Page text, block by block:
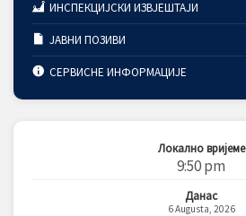
ИНСПЕКЦИЈСКИ ИЗВЈЕШТАЈИ
ЈАВНИ ПОЗИВИ
СЕРВИСНЕ ИНФОРМАЦИЈЕ
Локално вријеме
9:50 pm
Данас
6 Augusta, 2026